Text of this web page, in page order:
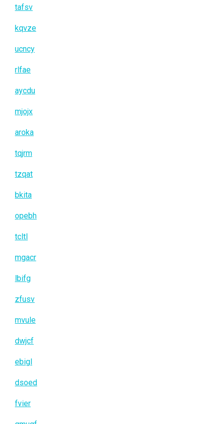
tafsv
kqvze
ucncy
rlfae
aycdu
mjojx
aroka
tqjrm
tzqat
bkita
opebh
tcltl
mgacr
lbifg
zfusv
mvule
dwjcf
ebigl
dsoed
fvier